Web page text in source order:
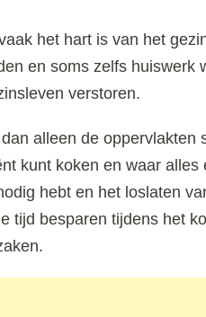
het hart is van het
en soms zelfs huiswerk
verstoren.
alleen de oppervlakten
kunt koken en waar
hebt en het loslaten
tijd besparen tijdens het